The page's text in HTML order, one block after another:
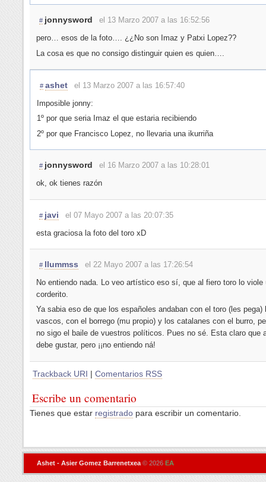
# jonnysword
el 13 Marzo 2007 a las 16:52:56
pero… esos de la foto…. ¿¿No son Imaz y Patxi Lopez??
La cosa es que no consigo distinguir quien es quien….
# ashet
el 13 Marzo 2007 a las 16:57:40
Imposible jonny:
1º por que seria Imaz el que estaria recibiendo
2º por que Francisco Lopez, no llevaria una ikurriña
# jonnysword
el 16 Marzo 2007 a las 10:28:01
ok, ok tienes razón
# javi
el 07 Mayo 2007 a las 20:07:35
esta graciosa la foto del toro xD
# llummss
el 22 Mayo 2007 a las 17:26:54
No entiendo nada. Lo veo artístico eso sí, que al fiero toro lo viole
corderito.
Ya sabia eso de que los españoles andaban con el toro (les pega)
vascos, con el borrego (mu propio) y los catalanes con el burro,
no sigo el baile de vuestros políticos. Pues no sé. Esta claro que
debe gustar, pero ¡¡no entiendo ná!
Trackback URI | Comentarios RSS
Escribe un comentario
Tienes que estar registrado para escribir un comentario.
Ashet - Asier Gomez Barrenetxea © 2026 EA